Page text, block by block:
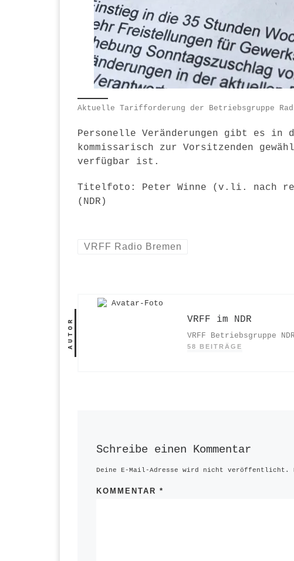
Aktuelle Tarifforderung der Betriebsgruppe
Personelle Veränderungen gibt es in
kommissarisch zur Vorsitzenden
verfügbar ist.
Titelfoto: Peter Winne (v.li. nach re.
(NDR)
VRFF Radio Bremen
AUTOR VRFF im NDR
VRFF Betriebsgruppe
58 BEITRÄGE
Schreibe einen Kommentar
Deine E-Mail-Adresse wird nicht veröffentlicht.
KOMMENTAR*